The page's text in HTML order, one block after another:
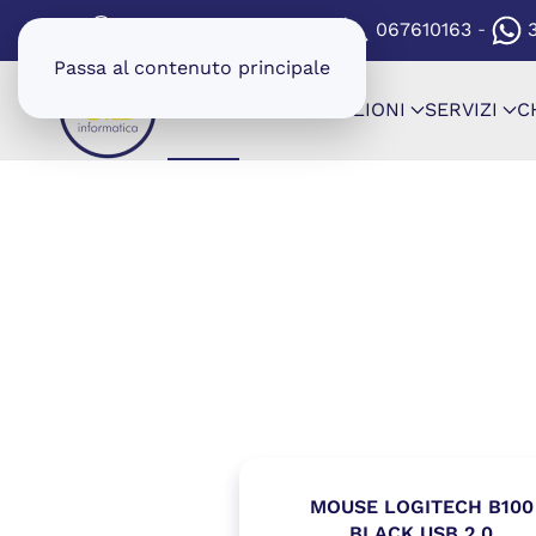
Passa al contenuto principale
(SI APRE IN UNA
067610163 -
CONFIGURAZIONI SERVIZI
MOUSE LOGITECH B100